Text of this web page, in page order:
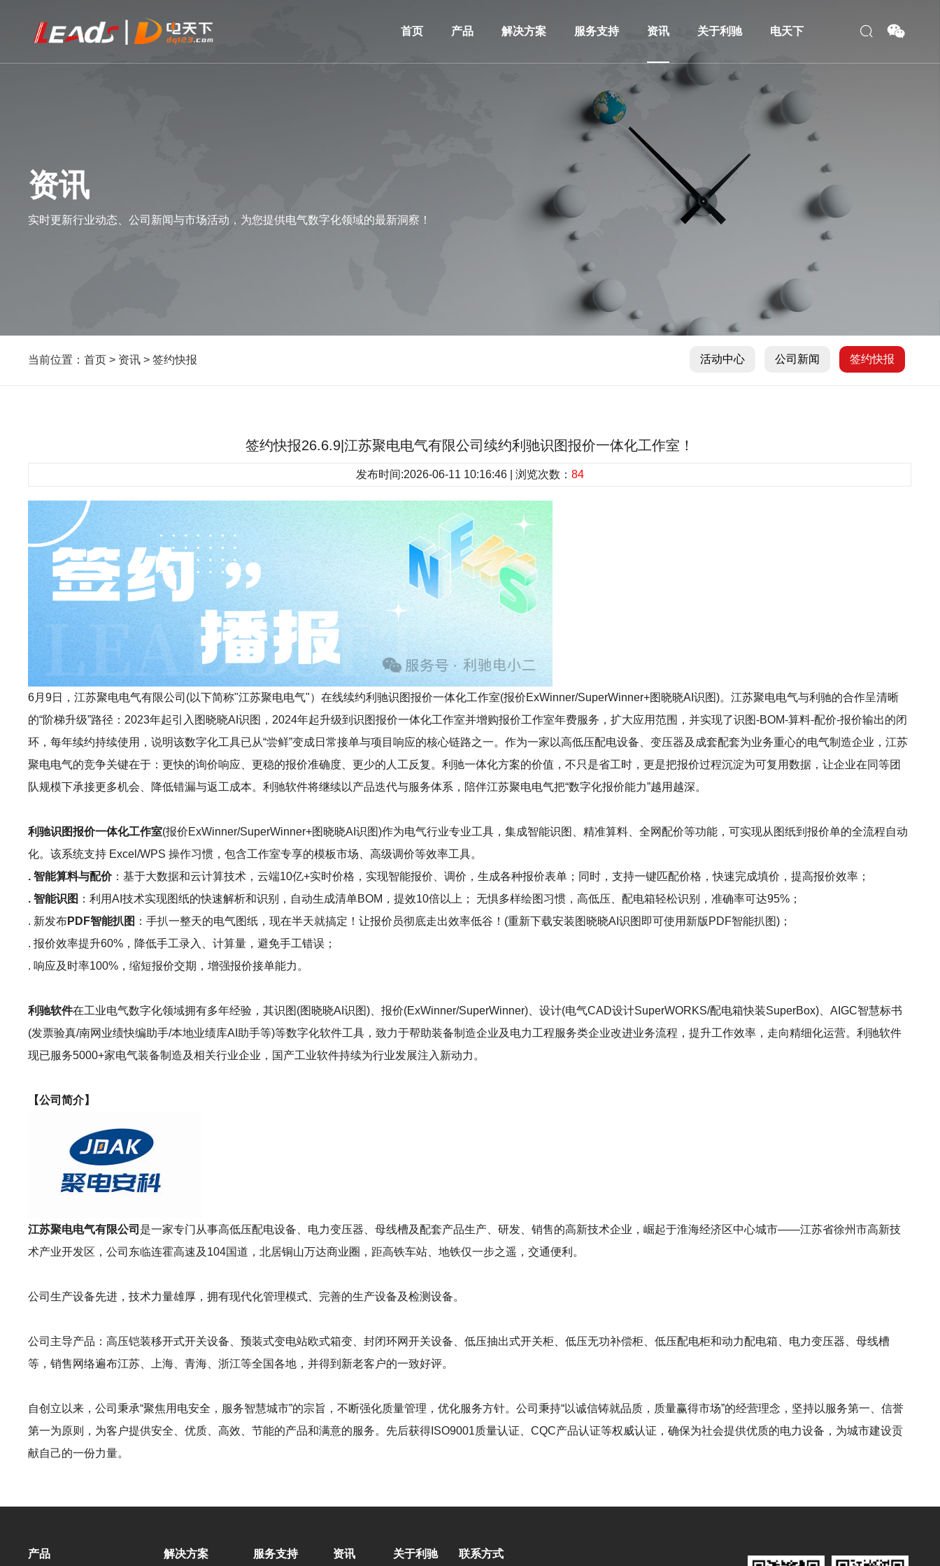
首页 产品 解决方案 服务支持 资讯 关于利驰 电天下
资讯
实时更新行业动态、公司新闻与市场活动，为您提供电气数字化领域的最新洞察！
当前位置：首页 > 资讯 >签约快报 活动中心 公司新闻 签约快报
签约快报26.6.9|江苏聚电电气有限公司续约利驰识图报价一体化工作室！
发布时间:2026-06-11 10:16:46 | 浏览次数： 84
6月9日，江苏聚电电气有限公司(以下简称"江苏聚电电气"）在线续约利驰识图报价一体化工作室(报价ExWinner/SuperWinner+图晓晓AI识图)。江苏聚电电气与利驰的合作呈清晰
的“阶梯升级”路径：2023年起引入图晓晓AI识图，2024年起升级到识图报价一体化工作室并增购报价工作室年费服务，扩大应用范围，并实现了识图-BOM-算料-配价-报价输出的闭
环，每年续约持续使用，说明该数字化工具已从“尝鲜”变成日常接单与项目响应的核心链路之一。作为一家以高低压配电设备、变压器及成套配套为业务重心的电气制造企业，江苏
聚电电气的竞争关键在于：更快的询价响应、更稳的报价准确度、更少的人工反复。利驰一体化方案的价值，不只是省工时，更是把报价过程沉淀为可复用数据，让企业在同等团
队规模下承接更多机会、降低错漏与返工成本。利驰软件将继续以产品迭代与服务体系，陪伴江苏聚电电气把“数字化报价能力”越用越深。
利驰识图报价一体化工作室(报价ExWinner/SuperWinner+图晓晓AI识图)作为电气行业专业工具，集成智能识图、精准算料、全网配价等功能，可实现从图纸到报价单的全流程自动
化。该系统支持 Excel/WPS 操作习惯，包含工作室专享的模板市场、高级调价等效率工具。
. 智能算料与配价：基于大数据和云计算技术，云端10亿+实时价格，实现智能报价、调价，生成各种报价表单；同时，支持一键匹配价格，快速完成填价，提高报价效率；
. 智能识图 ：利用AI技术实现图纸的快速解析和识别，自动生成清单BOM，提效10倍以上； 无惧多样绘图习惯，高低压、配电箱轻松识别，准确率可达95%；
. 新发布PDF智能扒图 ：手扒一整天的电气图纸，现在半天就搞定！让报价员彻底走出效率低谷！(重新下载安装图晓晓AI识图即可使用新版PDF智能扒图)；
. 报价效率提升60%，降低手工录入、计算量，避免手工错误；
. 响应及时率100%，缩短报价交期，增强报价接单能力。
利驰软件在工业电气数字化领域拥有多年经验，其识图(图晓晓AI识图)、报价(ExWinner/SuperWinner)、设计(电气CAD设计SuperWORKS/配电箱快装SuperBox)、AIGC智慧标书
(发票验真/南网业绩快编助手/本地业绩库AI助手等)等数字化软件工具，致力于帮助装备制造企业及电力工程服务类企业改进业务流程，提升工作效率，走向精细化运营。利驰软件
现已服务5000+家电气装备制造及相关行业企业，国产工业软件持续为行业发展注入新动力。
【公司简介】
江苏聚电电气有限公司 是一家专门从事高低压配电设备、电力变压器、母线槽及配套产品生产、研发、销售的高新技术企业，崛起于淮海经济区中心城市——江苏省徐州市高新技
术产业开发区，公司东临连霍高速及104国道，北居铜山万达商业圈，距高铁车站、地铁仅一步之遥，交通便利。
公司生产设备先进，技术力量雄厚，拥有现代化管理模式、完善的生产设备及检测设备。
公司主导产品：高压铠装移开式开关设备、预装式变电站欧式箱变、封闭环网开关设备、低压抽出式开关柜、低压无功补偿柜、低压配电柜和动力配电箱、电力变压器、母线槽
等，销售网络遍布江苏、上海、青海、浙江等全国各地，并得到新老客户的一致好评。
自创立以来，公司秉承“聚焦用电安全，服务智慧城市”的宗旨，不断强化质量管理，优化服务方针。公司秉持“以诚信铸就品质，质量赢得市场”的经营理念，坚持以服务第一、信誉
第一为原则，为客户提供安全、优质、高效、节能的产品和满意的服务。先后获得ISO9001质量认证、CQC产品认证等权威认证，确保为社会提供优质的电力设备，为城市建设贡
献自己的一份力量。
产品 解决方案 服务支持 资讯 关于利驰 联系方式